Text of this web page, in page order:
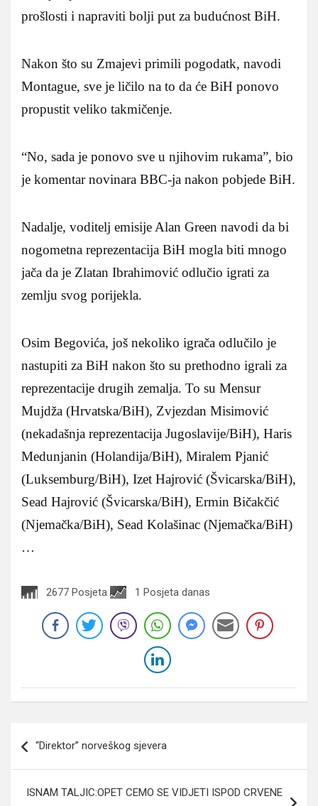
prošlosti i napraviti bolji put za budućnost BiH.
Nakon što su Zmajevi primili pogodatk, navodi
Montague, sve je ličilo na to da će BiH ponovo
propustit veliko takmičenje.
“No, sada je ponovo sve u njihovim rukama”, bio
je komentar novinara BBC-ja nakon pobjede BiH.
Nadalje, voditelj emisije Alan Green navodi da bi
nogometna reprezentacija BiH mogla biti mnogo
jača da je Zlatan Ibrahimović odlučio igrati za
zemlju svog porijekla.
Osim Begovića, još nekoliko igrača odlučilo je
nastupiti za BiH nakon što su prethodno igrali za
reprezentacije drugih zemalja. To su Mensur
Mujdža (Hrvatska/BiH), Zvjezdan Misimović
(nekadašnja reprezentacija Jugoslavije/BiH), Haris
Medunjanin (Holandija/BiH), Miralem Pjanić
(Luksemburg/BiH), Izet Hajrović (Švicarska/BiH),
Sead Hajrović (Švicarska/BiH), Ermin Bičakčić
(Njemačka/BiH), Sead Kolašinac (Njemačka/BiH)
…
2677 Posjeta 1 Posjeta danas
članaka
“Direktor” norveškog sjevera
ISNAM TALJIC:OPET CEMO SE VIDJETI ISPOD CRVENE